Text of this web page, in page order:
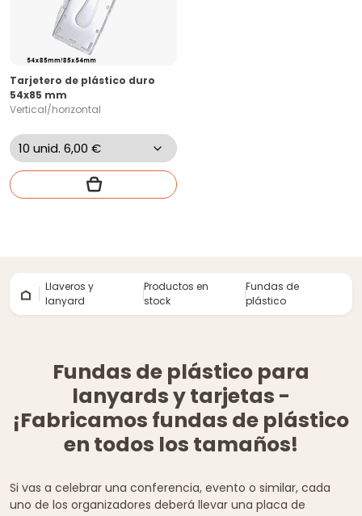
Tarjetero de plástico duro
54x85 mm
Vertical/horizontal
Llaveros y
lanyard
Productos en
stock
Fundas de
plástico
Fundas de plástico para
lanyards y tarjetas -
¡Fabricamos fundas de plástico
en todos los tamaños!
Si vas a celebrar una conferencia, evento o similar, cada
uno de los organizadores deberá llevar una placa de